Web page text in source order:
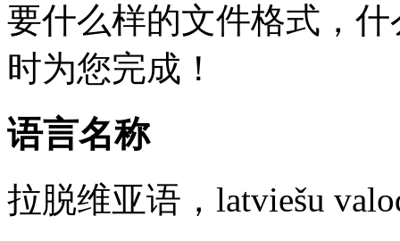
要什么样的文件格式，
时为您完成！
语言名称
拉脱维亚语，latviešu